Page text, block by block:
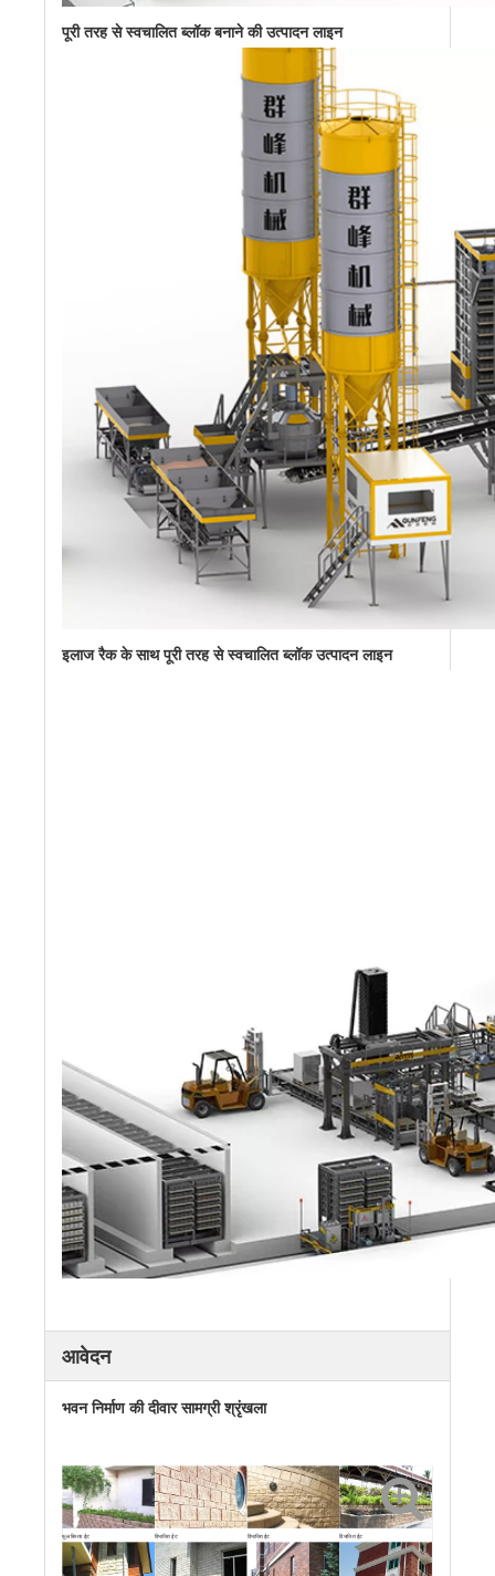
पूरी तरह से स्वचालित ब्लॉक बनाने की उत्पादन लाइन
इलाज रैक के साथ पूरी तरह से स्वचालित ब्लॉक उत्पादन लाइन
आवेदन
भवन निर्माण की दीवार सामग्री श्रृंखला
फूल बिस्तर ईंट विभाजित ईंट विभाजित ईंट विभाजित ईंट